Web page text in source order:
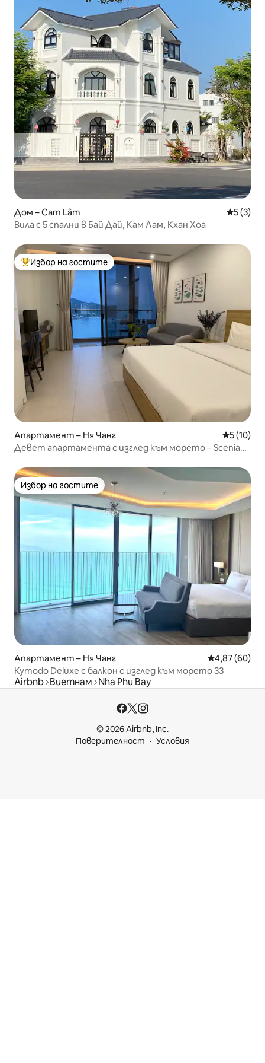
Дом – Cam Lâm Средна
5 (3)
Вила с 5 спални в Бай Дай, Кам Лам, Кхан Хоа
Най-популярен избор на гостите
Избор на гостите
Апартамент – Ня Чанг Средна
5 (10)
Девет апартамента с изглед към морето – Scenia
Избор на гостите
Избор на гостите
Апартамент – Ня Чанг Средна
4,87 (60)
Kymodo Deluxe с балкон с изглед към морето 33
Airbnb Виетнам Nha Phu Bay
© 2026 Airbnb, Inc.
Поверителност
Условия